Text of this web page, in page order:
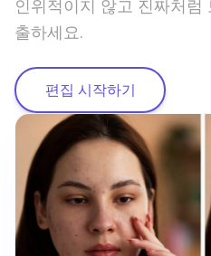
인위적이지 않고 진짜처럼
출하세요.
편집 시작하기